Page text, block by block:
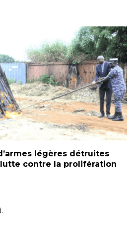
légères détruites
contre la prolifération